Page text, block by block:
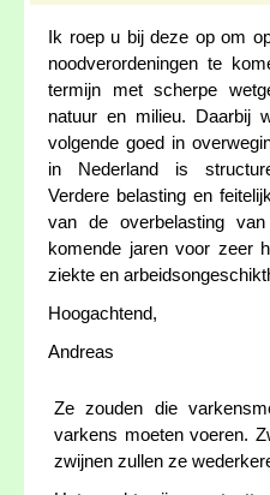
Ik roep u bij deze op om
noodverordeningen te
termijn met scherpe
natuur en milieu. Daarbij
volgende goed in
in Nederland is
Verdere belasting en
van de overbelasting
komende jaren voor zeer
ziekte en
Hoogachtend,
Andreas
Ze zouden die
varkens moeten voeren.
zwijnen zullen ze